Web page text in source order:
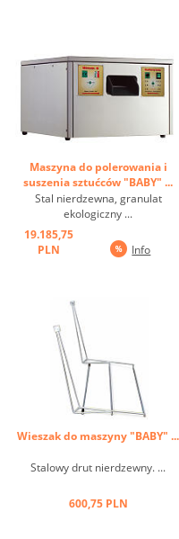
Maszyna do polerowania i
suszenia sztućców "BABY" ...
Stal nierdzewna, granulat
ekologiczny ...
19.185,75
PLN
Info
Wieszak do maszyny "BABY" ...
Stalowy drut nierdzewny. ...
600,75 PLN